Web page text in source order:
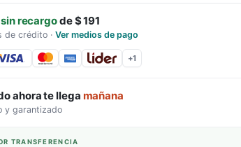
sin recargode$ 191
de crédito · Ver medios de pago
+1
ahora te llega mañana
y garantizado
TRANSFERENCIA